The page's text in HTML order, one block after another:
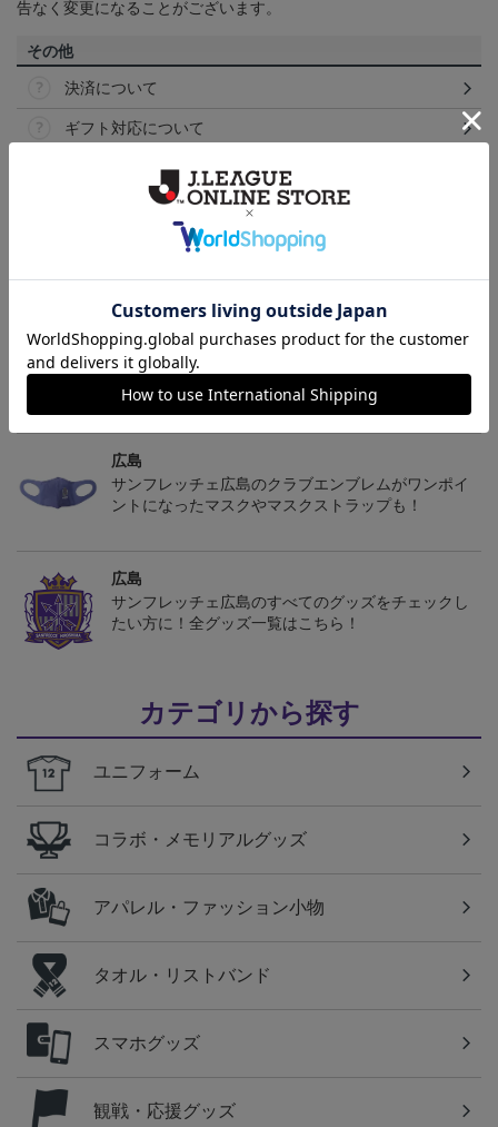
告なく変更になることがございます。
その他
決済について
ギフト対応について
広島
サンフレッチェ広島の2022ユニフォームを着て試合
を応援しよう！
広島
サンフレッチェ広島のクラブエンブレムがワンポイ
ントになったマスクやマスクストラップも！
広島
サンフレッチェ広島のすべてのグッズをチェックし
たい方に！全グッズ一覧はこちら！
カテゴリから探す
ユニフォーム
コラボ・メモリアルグッズ
アパレル・ファッション小物
タオル・リストバンド
スマホグッズ
観戦・応援グッズ